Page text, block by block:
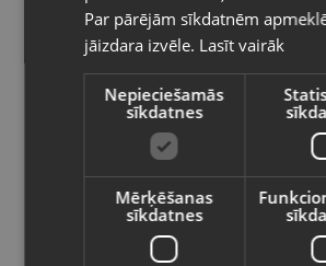
Preces informācija
Lādētāji un
74294
Atrašanās vieta Rīga,
Vietnes saturs būs attēlots
valodā
Valsts
Par pārējām sīkdatnēm
jāizdara izvēle. Lasīt vairāk
Nepieciešamās
sīkdatnes
Mērķēšanas
sīkdatnes